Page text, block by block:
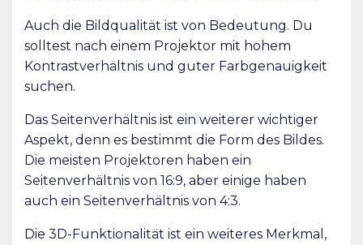
Auch die Bildqualität ist von Bedeutung. Du
solltest nach einem Projektor mit hohem
Kontrastverhältnis und guter Farbgenauigkeit
suchen.
Das Seitenverhältnis ist ein weiterer wichtiger
Aspekt, denn es bestimmt die Form des Bildes.
Die meisten Projektoren haben ein
Seitenverhältnis von 16:9, aber einige haben
auch ein Seitenverhältnis von 4:3.
Die 3D-Funktionalität ist ein weiteres Merkmal,